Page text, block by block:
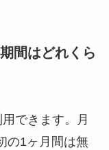
間はどれくら
できます。月
の1ヶ月間は無